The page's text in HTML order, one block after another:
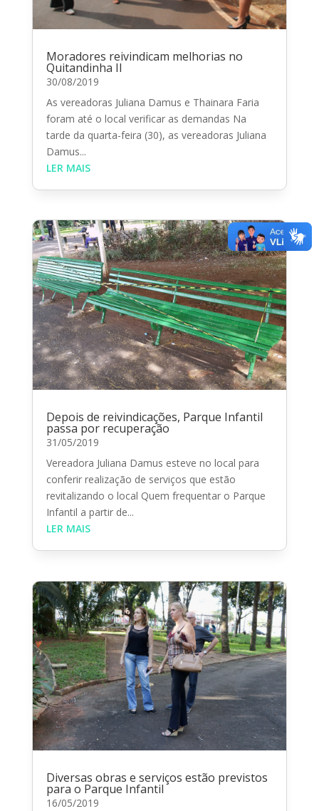
Moradores reivindicam melhorias no
Quitandinha II
30/08/2019
As vereadoras Juliana Damus e Thainara Faria
foram até o local verificar as demandas Na
tarde da quarta-feira (30), as vereadoras Juliana
Damus...
LER MAIS
Depois de reivindicações, Parque Infantil
passa por recuperação
31/05/2019
Vereadora Juliana Damus esteve no local para
conferir realização de serviços que estão
revitalizando o local Quem frequentar o Parque
Infantil a partir de...
LER MAIS
Diversas obras e serviços estão previstos
para o Parque Infantil
16/05/2019